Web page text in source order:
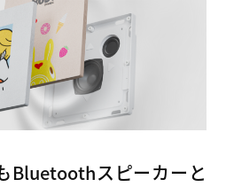
Bluetoothスピーカーと